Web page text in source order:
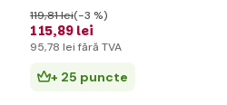
115,89 lei
119,81 lei(-3 %)
95,78 lei fără TVA
+ 25 puncte